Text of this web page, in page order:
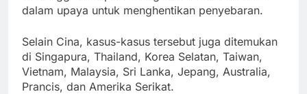
dalam upaya untuk menghentikan penyebaran.
Selain Cina, kasus-kasus tersebut juga ditemukan
di Singapura, Thailand, Korea Selatan, Taiwan,
Vietnam, Malaysia, Sri Lanka, Jepang, Australia,
Prancis, dan Amerika Serikat.